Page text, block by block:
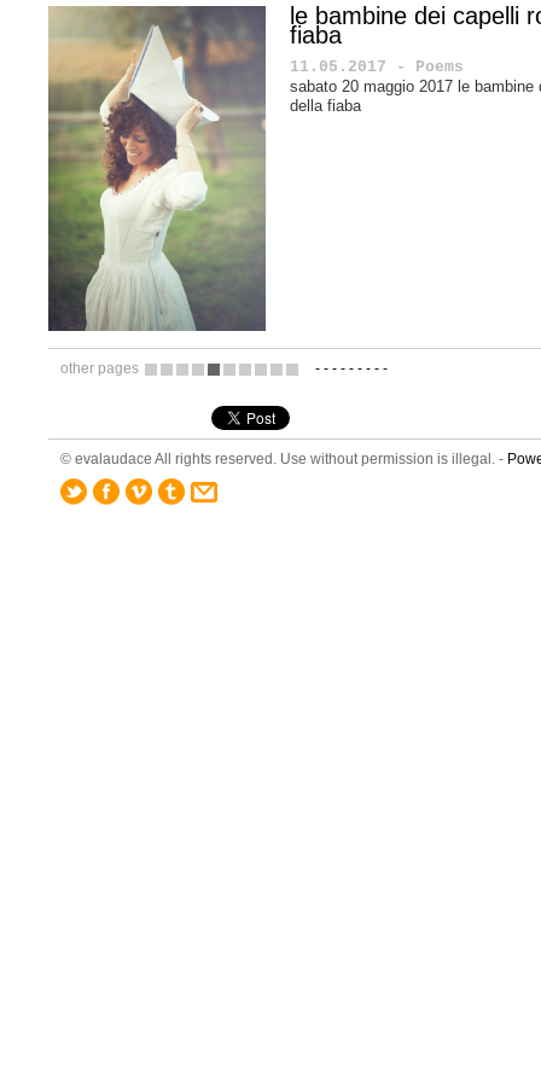
le bambine dei capelli
fiaba
11.05.2017 - Poems
sabato 20 maggio 2017 le
della fiaba
other pages - - - - - - - - -
© evalaudace All rights reserved. Use without permission is illegal. -